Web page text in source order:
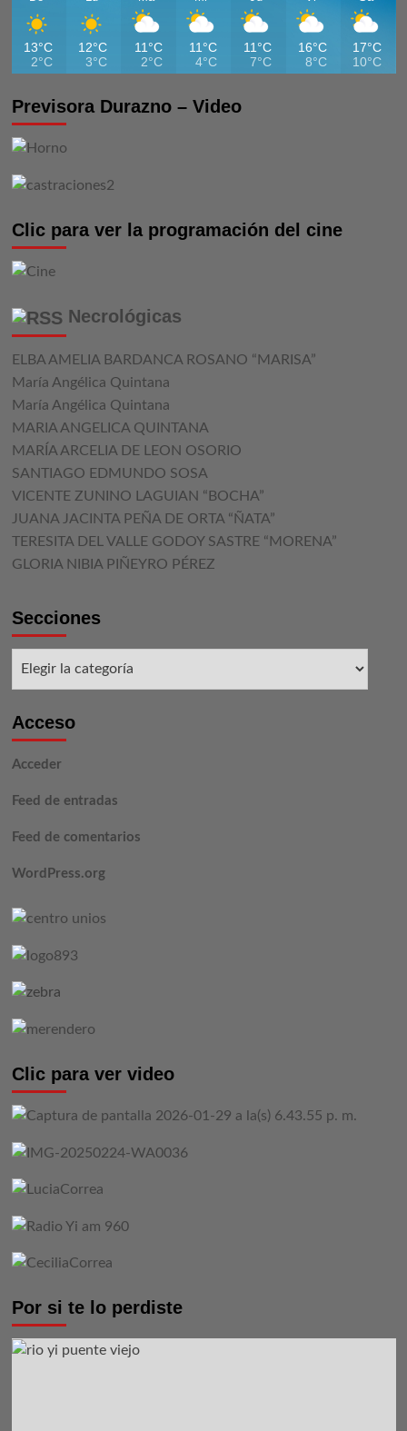
13°C
2°C
12°C
3°C
11°C
2°C
11°C
4°C
11°C
7°C
16°C
8°C
17°C
10°C
Previsora Durazno – Video
Clic para ver la programación del cine
Necrológicas
ELBA AMELIA BARDANCA ROSANO “MARISA”
María Angélica Quintana
María Angélica Quintana
MARIA ANGELICA QUINTANA
MARÍA ARCELIA DE LEON OSORIO
SANTIAGO EDMUNDO SOSA
VICENTE ZUNINO LAGUIAN “BOCHA”
JUANA JACINTA PEÑA DE ORTA “ÑATA”
TERESITA DEL VALLE GODOY SASTRE “MORENA”
GLORIA NIBIA PIÑEYRO PÉREZ
Secciones
Acceso
Acceder
Feed de entradas
Feed de comentarios
WordPress.org
Clic para ver video
Por si te lo perdiste